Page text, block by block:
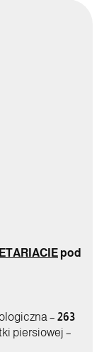
pod
– 263
piersiowej –